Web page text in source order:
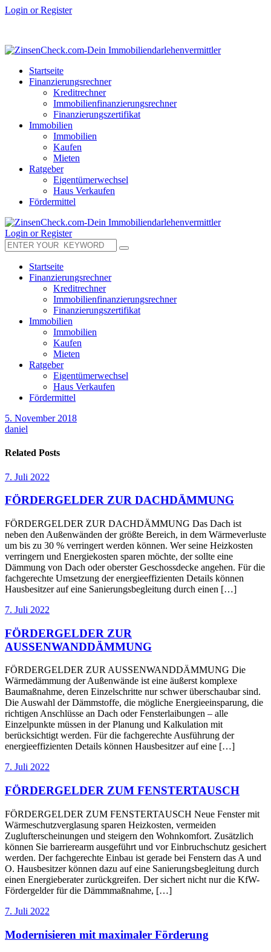
Login or Register
Startseite
Finanzierungsrechner
Kreditrechner
Immobilienfinanzierungsrechner
Finanzierungszertifikat
Immobilien
Immobilien
Kaufen
Mieten
Ratgeber
Eigentümerwechsel
Haus Verkaufen
Fördermittel
Login or Register
Startseite
Finanzierungsrechner
Kreditrechner
Immobilienfinanzierungsrechner
Finanzierungszertifikat
Immobilien
Immobilien
Kaufen
Mieten
Ratgeber
Eigentümerwechsel
Haus Verkaufen
Fördermittel
5. November 2018
daniel
Related Posts
7. Juli 2022
FÖRDERGELDER ZUR DACHDÄMMUNG
FÖRDERGELDER ZUR DACHDÄMMUNG Das Dach ist
neben den Außenwänden der größte Bereich, in dem Wärmeverluste
um bis zu 30 % verringert werden können. Wer seine Heizkosten
verringern und Energiekosten sparen möchte, der sollte eine
Dämmung von Dach oder oberster Geschossdecke angehen. Für die
fachgerechte Umsetzung der energieeffizienten Details können
Hausbesitzer auf eine Sanierungsbegleitung durch einen […]
7. Juli 2022
FÖRDERGELDER ZUR
AUSSENWANDDÄMMUNG
FÖRDERGELDER ZUR AUSSENWANDDÄMMUNG Die
Wärmedämmung der Außenwände ist eine äußerst komplexe
Baumaßnahme, deren Einzelschritte nur schwer überschaubar sind.
Die Auswahl der Dämmstoffe, die mögliche Energieeinsparung, die
richtigen Anschlüsse an Dach oder Fensterlaibungen – alle
Einzelpunkte müssen in der Planung und Kalkulation mit
berücksichtigt werden. Für die fachgerechte Ausführung der
energieeffizienten Details können Hausbesitzer auf eine […]
7. Juli 2022
FÖRDERGELDER ZUM FENSTERTAUSCH
FÖRDERGELDER ZUM FENSTERTAUSCH Neue Fenster mit
Wärmeschutzverglasung sparen Heizkosten, vermeiden
Zuglufterscheinungen und steigern den Wohnkomfort. Zusätzlich
können Sie barrierearm ausgeführt und vor Einbruchschutz gesichert
werden. Der fachgerechte Einbau ist gerade bei Fenstern das A und
O. Hausbesitzer können dazu auf eine Sanierungsbegleitung durch
einen Energieberater zurückgreifen. Der sichert nicht nur die KfW-
Fördergelder für die Dämmmaßnahme, […]
7. Juli 2022
Modernisieren mit maximaler Förderung